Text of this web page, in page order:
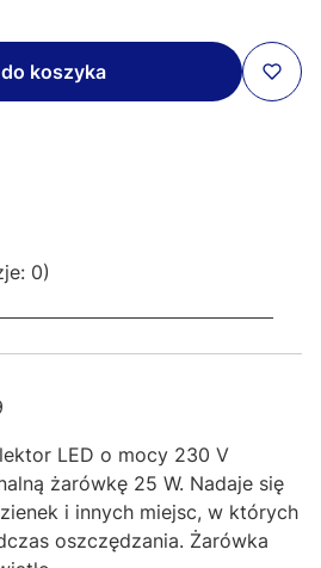
koszyka
0)
LED o mocy 230 V
żarówkę 25 W. Nadaje się
i innych miejsc, w których
oszczędzania. Żarówka